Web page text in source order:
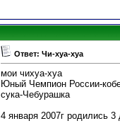
Ответ: Чи-хуа-хуа
мои чихуа-хуа
Юный Чемпион России-
сука-Чебурашка
4 января 2007г родились